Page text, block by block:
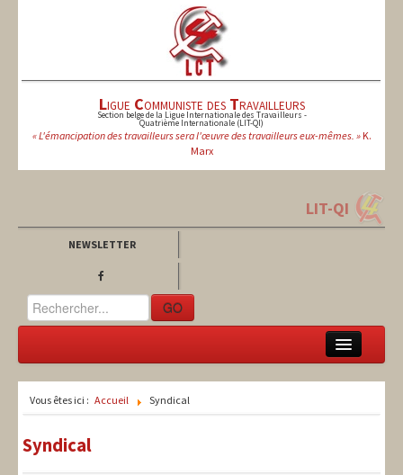
Ligue Communiste des Travailleurs
Section belge de la Ligue Internationale des Travailleurs -
Quatrième Internationale (LIT-QI)
« L'émancipation des travailleurs sera l'œuvre des travailleurs eux-mêmes. »K.
Marx
LIT-QI
NEWSLETTER
GO
Théorie
Vous êtes ici : Accueil Syndical
Syndical